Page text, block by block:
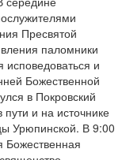
Пресвятой
паломники
и
Божественной
в Покровский
и на источнике
Урюпинской. В 9:00
Божественная